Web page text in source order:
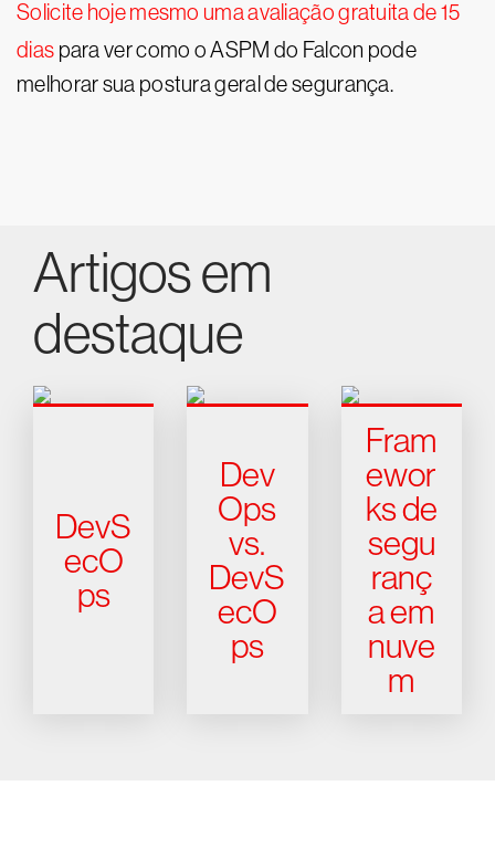
Solicite hoje mesmo uma avaliação gratuita de 15
dias para ver como o ASPM do Falcon pode
melhorar sua postura geral de segurança.
Artigos em
destaque
DevS
ecO
ps
Dev
Ops
vs.
DevS
ecO
ps
Fram
ewor
ks de
segu
ranç
a em
nuve
m